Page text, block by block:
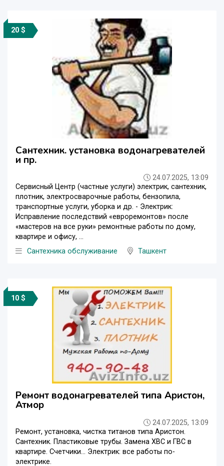
20 $
Сантехник. установка водонагревателей
и пр.
24.07.2025, 13:09
Сервисный Центр (частные услуги) электрик, сантехник,
плотник, электросварочные работы, бензопила,
транспортные услуги, уборка и др. - Электрик:
Исправление последствий «евроремонтов» после
«мастеров на все руки» ремонтные работы по дому,
квартире и офису, ...
Сантехника обслуживание
Ташкент
10 $
Ремонт водонагревателей типа Аристон,
Атмор
24.07.2025, 13:09
Ремонт, установка, чистка титанов типа Аристон.
Сантехник. Пластиковые трубы. Замена ХВС и ГВС в
квартире. Счетчики... Электрик: все работы по-
электрике.